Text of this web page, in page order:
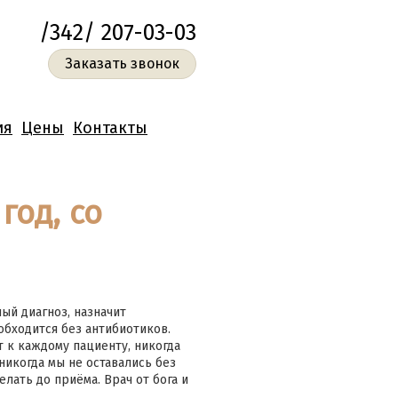
/342/ 207-03-03
Заказать звонок
Цены Контакты
со
диагноз, назначит
без антибиотиков.
каждому пациенту, никогда
мы не оставались без
до приёма. Врач от бога и